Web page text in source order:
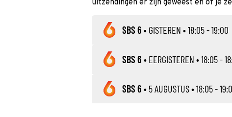
uitzendingen er zijn geweest en of je
SBS 6 • GISTEREN • 18:05 - 19:00
SBS 6 • EERGISTEREN • 18:05 -
SBS 6 • 5 AUGUSTUS• 18:05 -